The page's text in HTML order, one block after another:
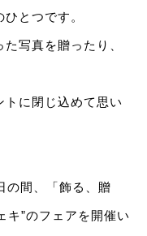
とつです。
写真を贈ったり、
に閉じ込めて思い
の間、「飾る、贈
”のフェアを開催い